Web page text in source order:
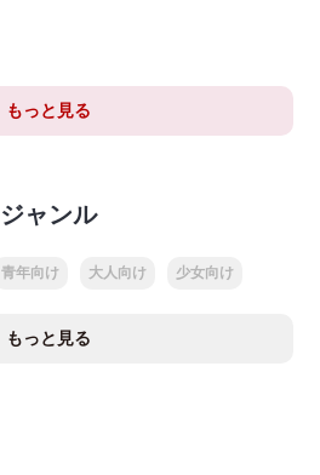
もっと見る
ジャンル
青年向け 大人向け 少女向け
もっと見る